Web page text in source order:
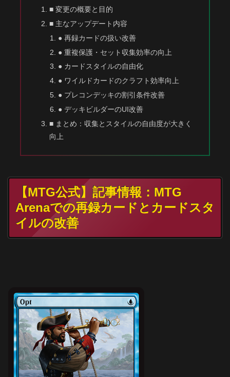
■ 変更の概要と目的
■ 主なアップデート内容
● 再録カードの扱い改善
● 重複保護・セット収集効率の向上
● カードスタイルの自由化
● ワイルドカードのクラフト効率向上
● プレコンデッキの割引条件改善
● デッキビルダーのUI改善
■ まとめ：収集とスタイルの自由度が大きく
向上
【MTG公式】記事情報：MTG
Arenaでの再録カードとカードスタ
イルの改善